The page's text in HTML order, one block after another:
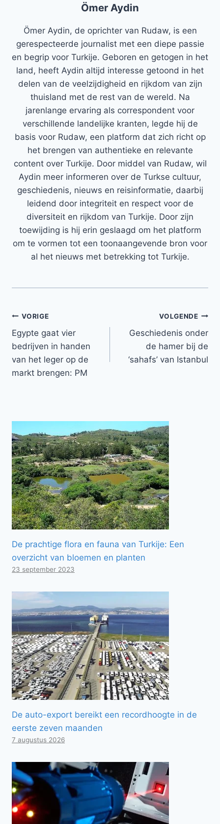
Ömer Aydin
Ömer Aydin, de oprichter van Rudaw, is een
gerespecteerde journalist met een diepe passie
en begrip voor Turkije. Geboren en getogen in het
land, heeft Aydin altijd interesse getoond in het
delen van de veelzijdigheid en rijkdom van zijn
thuisland met de rest van de wereld. Na
jarenlange ervaring als correspondent voor
verschillende landelijke kranten, legde hij de
basis voor Rudaw, een platform dat zich richt op
het brengen van authentieke en relevante
content over Turkije. Door middel van Rudaw, wil
Aydin meer informeren over de Turkse cultuur,
geschiedenis, nieuws en reisinformatie, daarbij
leidend door integriteit en respect voor de
diversiteit en rijkdom van Turkije. Door zijn
toewijding is hij erin geslaagd om het platform
om te vormen tot een toonaangevende bron voor
al het nieuws met betrekking tot Turkije.
Bericht
navigatie
VORIGE
Egypte gaat vier
bedrijven in handen
van het leger op de
markt brengen: PM
VOLGENDE
Geschiedenis onder
de hamer bij de
‘sahafs’ van Istanbul
De prachtige flora en fauna van Turkije: Een
overzicht van bloemen en planten
23 september 2023
De auto-export bereikt een recordhoogte in de
eerste zeven maanden
7 augustus 2026